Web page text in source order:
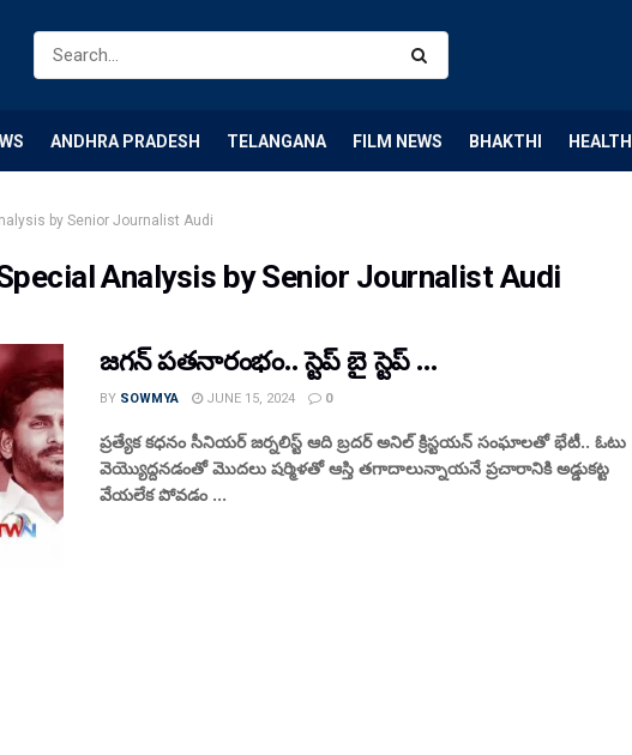
ANDHRA PRADESH TELANGANA FILM NEWS BHAKTHI HEALTH
by Senior Journalist Audi
Analysis by Senior Journalist Audi
జ‌గ‌న్ ప‌త‌నారంభం.. స్టెప్ బై స్టెప్ …
BY SOWMYA JUNE 15, 2024 0
ప్రత్యేక కధనం సీనియర్ జర్నలిస్ట్ ఆది బ్ర‌ద‌ర్ అనిల్ క్రిస్ట‌య‌న్ సంఘాల‌తో భేటీ.. ఓటు
వెయ్యొద్ద‌న‌డంతో మొద‌లు ష‌ర్మిళ‌తో ఆస్తి త‌గాదాలున్నాయ‌నే ప్ర‌చారానికి అడ్డుక‌ట్ట
వేయ‌లేక పోవ‌డం ...